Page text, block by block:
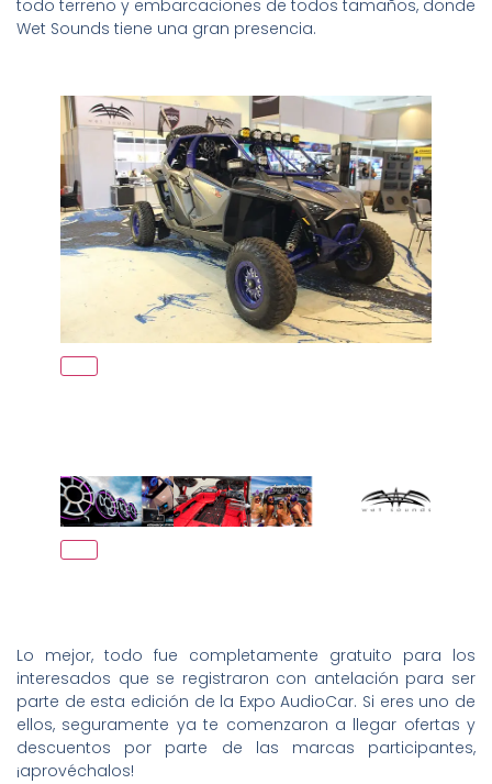
todo terreno y embarcaciones de todos tamaños, donde
Wet Sounds tiene una gran presencia.
Lo mejor, todo fue completamente gratuito para los
interesados que se registraron con antelación para ser
parte de esta edición de la Expo AudioCar. Si eres uno de
ellos, seguramente ya te comenzaron a llegar ofertas y
descuentos por parte de las marcas participantes,
¡aprovéchalos!